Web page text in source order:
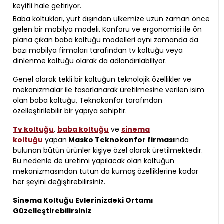
keyifli hale getiriyor.
Baba koltukları, yurt dışından ülkemize uzun zaman önce
gelen bir mobilya modeli. Konforu ve ergonomisi ile ön
plana çıkan baba koltuğu modelleri aynı zamanda da
bazı mobilya firmaları tarafından tv koltuğu veya
dinlenme koltuğu olarak da adlandırılabiliyor.
Genel olarak tekli bir koltuğun teknolojik özellikler ve
mekanizmalar ile tasarlanarak üretilmesine verilen isim
olan baba koltuğu, Teknokonfor tarafından
özelleştirilebilir bir yapıya sahiptir.
Tv koltuğu, baba koltuğu ve sinema
koltuğu yapan Masko Teknokonfor firmasında
bulunan bütün ürünler kişiye özel olarak üretilmektedir.
Bu nedenle de üretimi yapılacak olan koltuğun
mekanizmasından tutun da kumaş özelliklerine kadar
her şeyini değiştirebilirsiniz.
Sinema Koltuğu Evlerinizdeki Ortamı
Güzelleştirebilirsiniz